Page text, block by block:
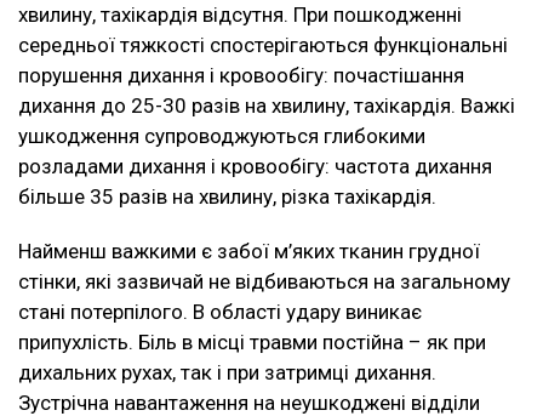
хвилину, тахікардія відсутня. При пошкодженні
середньої тяжкості спостерігаються функціональні
порушення дихання і кровообігу: почастішання
дихання до 25-30 разів на хвилину, тахікардія. Важкі
ушкодження супроводжуються глибокими
розладами дихання і кровообігу: частота дихання
більше 35 разів на хвилину, різка тахікардія.
Найменш важкими є забої м’яких тканин грудної
стінки, які зазвичай не відбиваються на загальному
стані потерпілого. В області удару виникає
припухлість. Біль в місці травми постійна – як при
дихальних рухах, так і при затримці дихання.
Зустрічна навантаження на неушкоджені відділи